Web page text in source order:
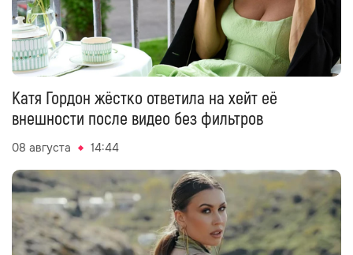
Катя Гордон жёстко ответила на хейт её
внешности после видео без фильтров
08 августа 14:44